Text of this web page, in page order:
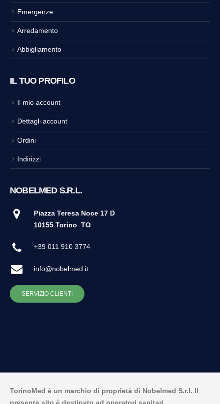
Emergenze
Arredamento
Abbigliamento
IL TUO PROFILO
Il mio account
Dettagli account
Ordini
Indirizzi
NOBELMED S.R.L.
Piazza Teresa Noce 17 D
10155 Torino TO
+39 011 910 3774
info@nobelmed.it
SERVIZIO CLIENTI
TorinoMed è un marchio di proprietà di Nobelmed S.r.l. Il